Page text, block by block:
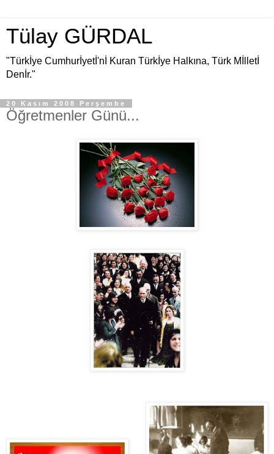
Tülay GÜRDAL
"Türkİye Cumhurİyetİ'nİ Kuran Türkİye Halkına, Türk Mİlletİ
Denİr."
20 Kasım 2008 Perşembe
Öğretmenler Günü...